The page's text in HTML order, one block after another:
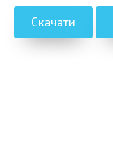
Скачати